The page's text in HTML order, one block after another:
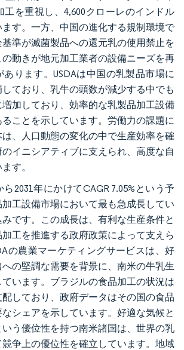
工を重視し、4,600クローレのインドル
ます。一方、中国の進化する規制環境で
準が滅菌製品への還元乳の使用禁止を
動きが地元加工業者の設備ニーズを再
ります。USDAは中国の乳製品市場に
ており、乳牛の頭数が減少する中でも
加しており、効率的な乳製品加工設備
ことを示しています。労働力の課題に
、人口動態の変化の中で生産効率を確
イニシアティブに支えられ、高度な自
す。
2031年にかけてCAGR 7.05%という予
工設備市場において最も急成長してい
です。この成長は、有利な生産条件と
工を推進する政府政策によって支えら
の農業マーケティングサービスは、好
の堅調な需要を背景に、南米の牛乳生
います。ブラジルの食品加工の状況は
しており、政府データはその国の食品
シェアを示しています。好適な気候と
う優位性を持つ南米諸国は、世界の乳
争上の優位性を確立しています。地域